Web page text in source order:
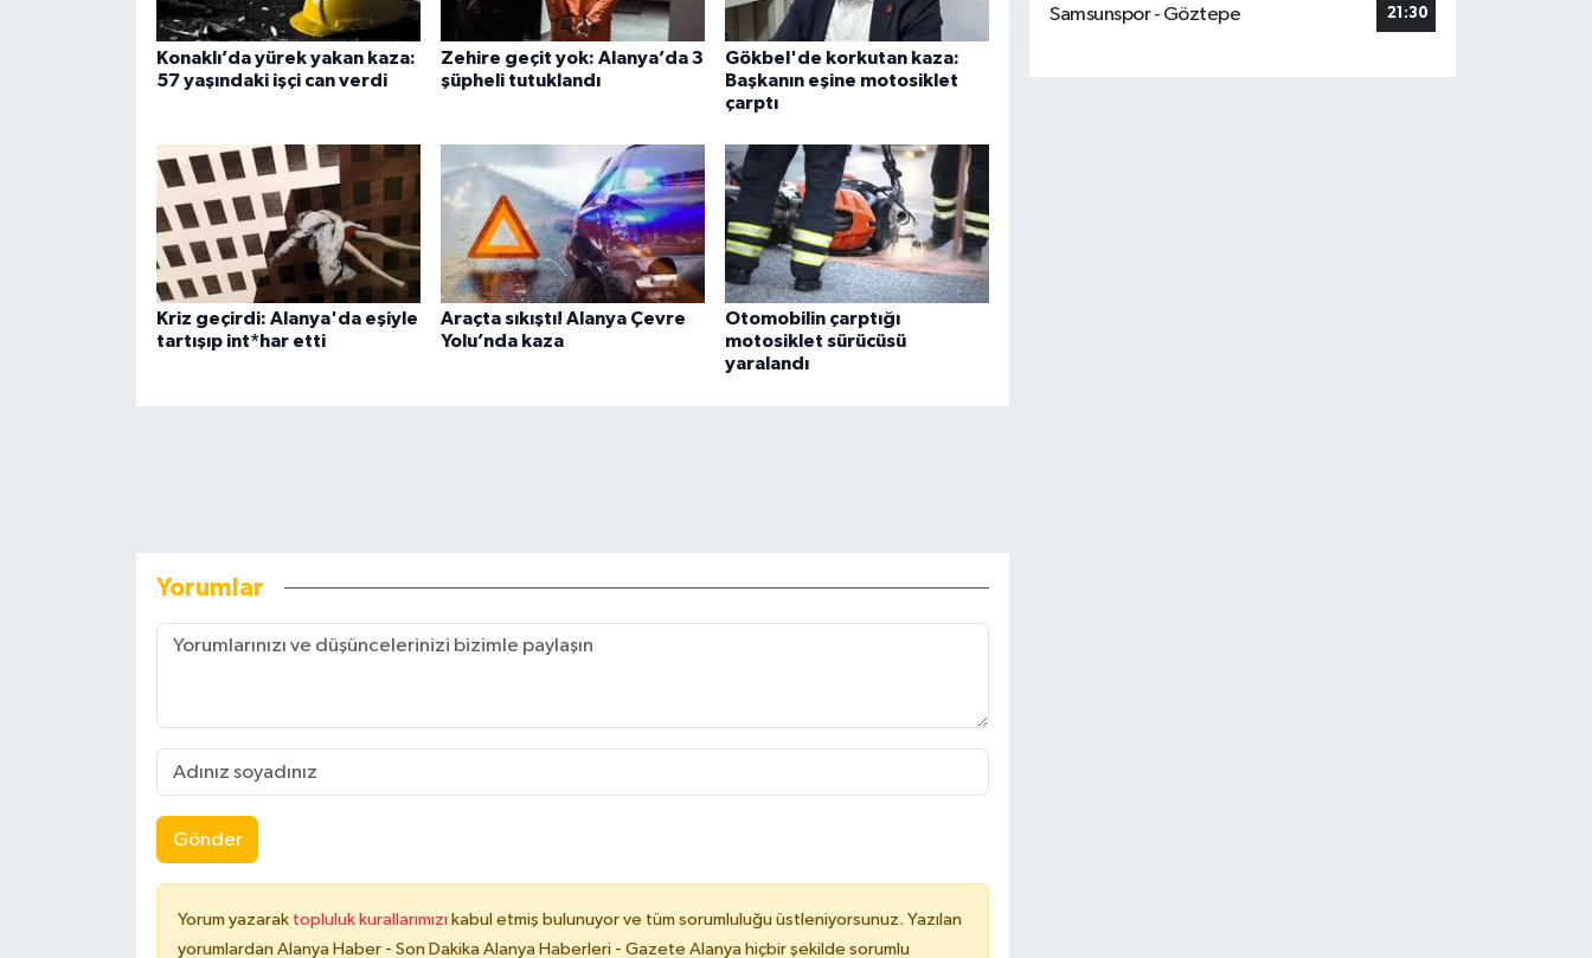
Konaklı’da yürek yakan kaza:
57 yaşındaki işçi can verdi
Zehire geçit yok: Alanya’da 3
şüpheli tutuklandı
Gökbel'de korkutan kaza:
Başkanın eşine motosiklet
çarptı
Kriz geçirdi: Alanya'da eşiyle
tartışıp int*har etti
Araçta sıkıştı! Alanya Çevre
Yolu’nda kaza
Otomobilin çarptığı
motosiklet sürücüsü
yaralandı
Yorumlar
Gönder
Yorum yazarak topluluk kurallarımızı kabul etmiş bulunuyor ve tüm sorumluluğu üstleniyorsunuz. Yazılan
yorumlardan Alanya Haber - Son Dakika Alanya Haberleri - Gazete Alanya hiçbir şekilde sorumlu
Samsunspor - Göztepe
21:30